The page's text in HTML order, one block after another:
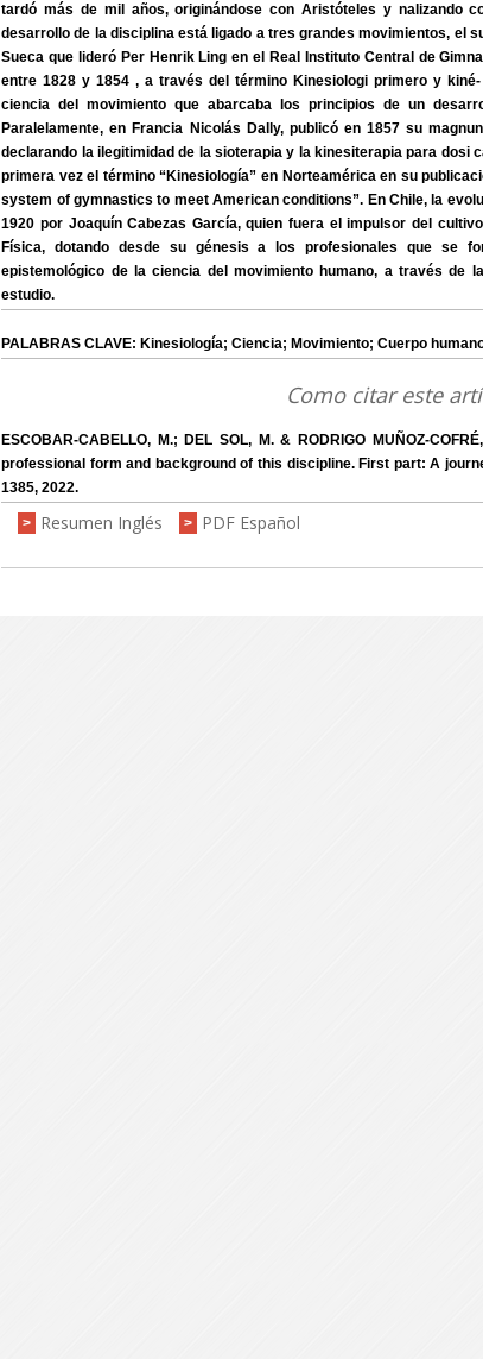
tardó más de mil años, originándose con Aristóteles y nalizando
desarrollo de la disciplina está ligado a tres grandes movimientos, el
Sueca que lideró Per Henrik Ling en el Real Instituto Central de
entre 1828 y 1854 , a través del término Kinesiologi primero y
ciencia del movimiento que abarcaba los principios de un
Paralelamente, en Francia Nicolás Dally, publicó en 1857 su
declarando la ilegitimidad de la sioterapia y la kinesiterapia para dosi
primera vez el término “Kinesiología” en Norteamérica en su
system of gymnastics to meet American conditions”. En Chile, la
1920 por Joaquín Cabezas García, quien fuera el impulsor del
Física, dotando desde su génesis a los profesionales que se
epistemológico de la ciencia del movimiento humano, a través de
estudio.
PALABRAS CLAVE: Kinesiología; Ciencia; Movimiento; Cuerpo
Como citar este
ESCOBAR-CABELLO, M.; DEL SOL, M. & RODRIGO MUÑOZ-
professional form and background of this discipline. First part: A
1385, 2022.
> Resumen Inglés > PDF Español